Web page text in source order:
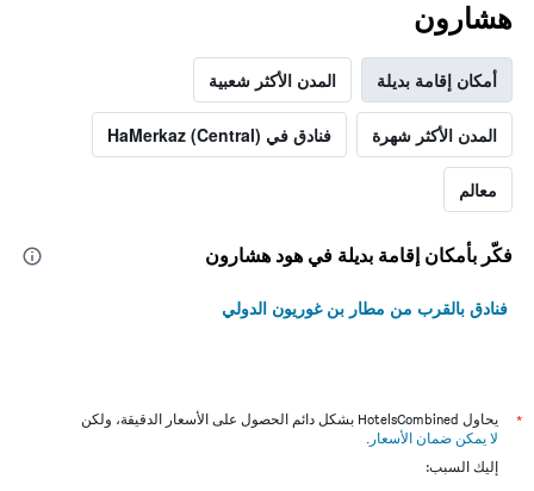
هشارون
أمكان إقامة بديلة المدن الأكثر شعبية
المدن الأكثر شهرة فنادق في HaMerkaz (Central)
معالم
فكّر بأمكان إقامة بديلة في هود هشارون
فنادق بالقرب من مطار بن غوريون الدولي
*
يحاول HotelsCombined بشكل دائم الحصول على الأسعار الدقيقة، ولكن
لا يمكن ضمان الأسعار .
إليك السبب: